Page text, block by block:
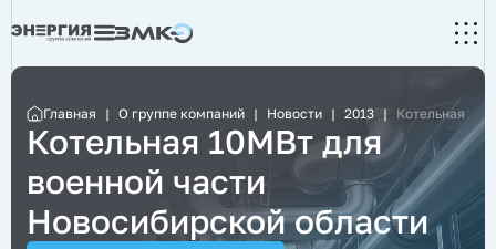
Главная | О группе компаний | Новости | 2013 | Котельная
Котельная 10МВт для
военной части
Новосибирской области